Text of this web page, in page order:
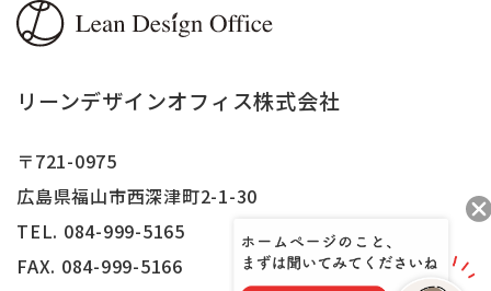
リーンデザインオフィス株式会社
〒721-0975
広島県福山市西深津町2-1-30
TEL. 084-999-5165
FAX. 084-999-5166